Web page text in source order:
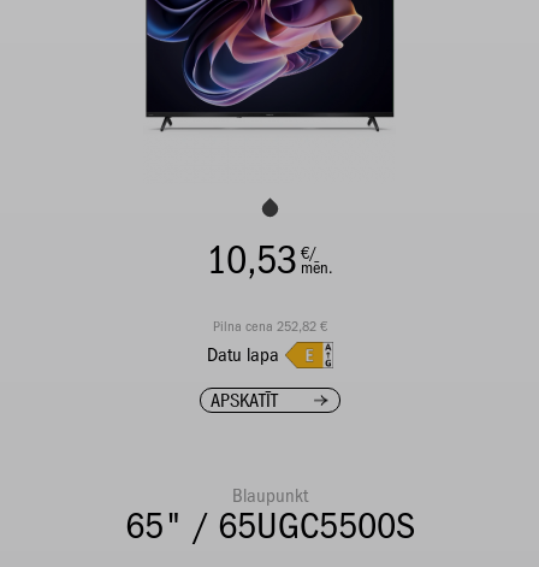
10,53 €/
mēn.
Pilna cena 252,82 €
Datu lapa
APSKATĪT
Blaupunkt
65" / 65UGC5500S